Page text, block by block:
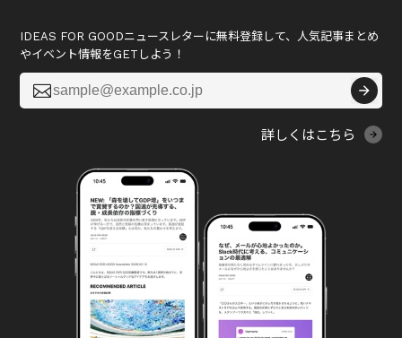
IDEAS FOR GOODニュースレターに無料登録して、人気記事まとめ
やイベント情報をGETしよう！

詳しくはこちら